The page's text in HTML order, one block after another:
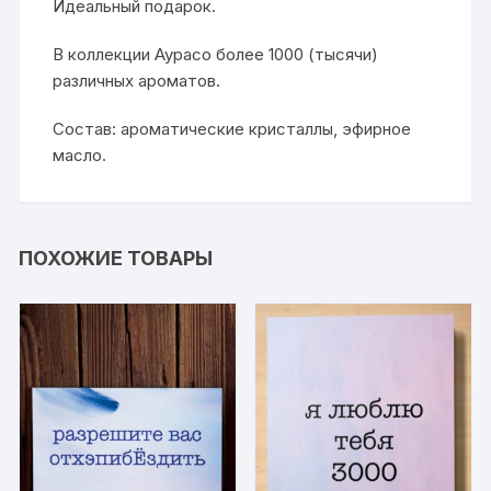
Идеальный подарок.
В коллекции Аурасо более 1000 (тысячи)
различных ароматов.
Состав: ароматические кристаллы, эфирное
масло.
ПОХОЖИЕ ТОВАРЫ